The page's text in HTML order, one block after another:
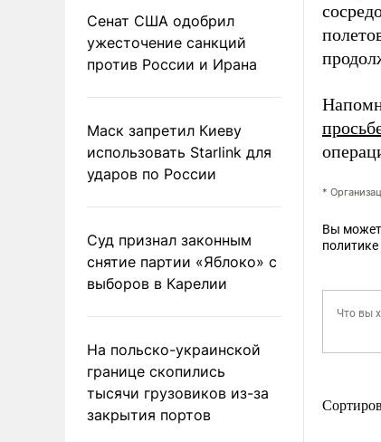
Сенат США одобрил
ужесточение санкций
против России и Ирана
Маск запретил Киеву
использовать Starlink для
ударов по России
Суд признал законным
снятие партии «Яблоко» с
выборов в Карелии
На польско-украинской
границе скопились
тысячи грузовиков из-за
закрытия портов
*
Вы